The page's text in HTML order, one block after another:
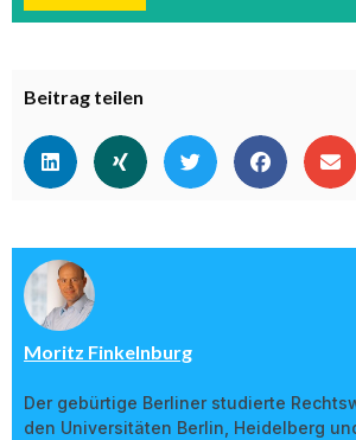
Beitrag teilen
Moritz Finkelnburg
Der gebürtige Berliner studierte
den Universitäten Berlin, Heidelberg